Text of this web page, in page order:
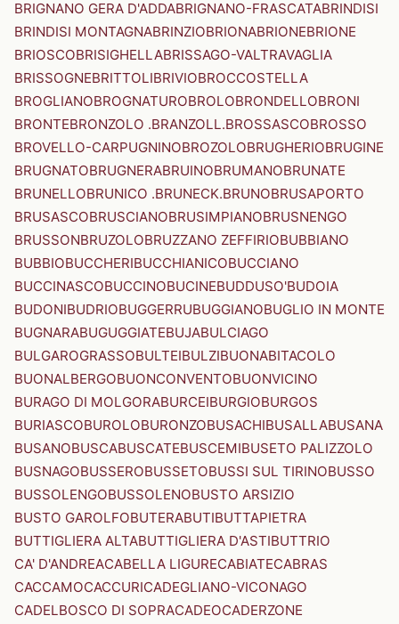
BRIGNANO GERA D'ADDABRIGNANO-FRASCATABRINDISI
BRINDISI MONTAGNABRINZIOBRIONABRIONEBRIONE
BRIOSCOBRISIGHELLABRISSAGO-VALTRAVAGLIA
BRISSOGNEBRITTOLIBRIVIOBROCCOSTELLA
BROGLIANOBROGNATUROBROLOBRONDELLOBRONI
BRONTEBRONZOLO .BRANZOLL.BROSSASCOBROSSO
BROVELLO-CARPUGNINOBROZOLOBRUGHERIOBRUGINE
BRUGNATOBRUGNERABRUINOBRUMANOBRUNATE
BRUNELLOBRUNICO .BRUNECK.BRUNOBRUSAPORTO
BRUSASCOBRUSCIANOBRUSIMPIANOBRUSNENGO
BRUSSONBRUZOLOBRUZZANO ZEFFIRIOBUBBIANO
BUBBIOBUCCHERIBUCCHIANICOBUCCIANO
BUCCINASCOBUCCINOBUCINEBUDDUSO'BUDOIA
BUDONIBUDRIOBUGGERRUBUGGIANOBUGLIO IN MONTE
BUGNARABUGUGGIATEBUJABULCIAGO
BULGAROGRASSOBULTEIBULZIBUONABITACOLO
BUONALBERGOBUONCONVENTOBUONVICINO
BURAGO DI MOLGORABURCEIBURGIOBURGOS
BURIASCOBUROLOBURONZOBUSACHIBUSALLABUSANA
BUSANOBUSCABUSCATEBUSCEMIBUSETO PALIZZOLO
BUSNAGOBUSSEROBUSSETOBUSSI SUL TIRINOBUSSO
BUSSOLENGOBUSSOLENOBUSTO ARSIZIO
BUSTO GAROLFOBUTERABUTIBUTTAPIETRA
BUTTIGLIERA ALTABUTTIGLIERA D'ASTIBUTTRIO
CA' D'ANDREACABELLA LIGURECABIATECABRAS
CACCAMOCACCURICADEGLIANO-VICONAGO
CADELBOSCO DI SOPRACADEOCADERZONE